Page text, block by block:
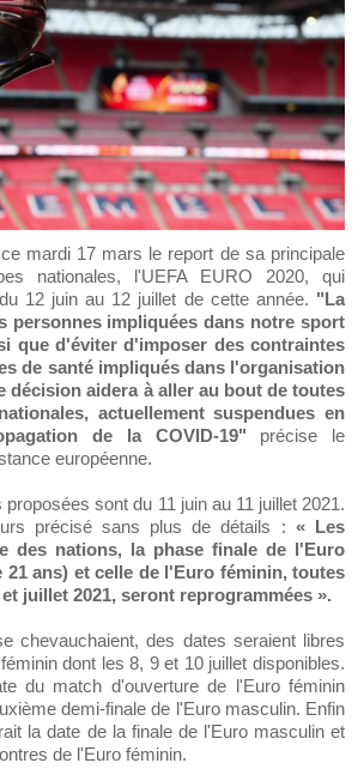
nationales, l'UEFA EURO 2020, qui
12 juin au 12 juillet de cette année. "La
personnes impliquées dans notre sport
que d'éviter d'imposer des contraintes
de santé impliqués dans l'organisation
décision aidera à aller au bout de toutes
actuellement suspendues en
de la COVID-19" précise le
européenne.
sont du 11 juin au 11 juillet 2021.
précisé sans plus de détails : « Les
des nations, la phase finale de l'Euro
21 ans) et celle de l'Euro féminin, toutes
juillet 2021, seront reprogrammées ».
chevauchaient, des dates seraient libres
dont les 8, 9 et 10 juillet disponibles.
du match d'ouverture de l'Euro féminin
demi-finale de l'Euro masculin. Enfin
la date de la finale de l'Euro masculin et
de l'Euro féminin.